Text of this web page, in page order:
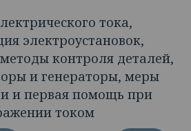
тока,
электроустановок,
контроля деталей,
и генераторы, меры
и первая помощь при
током